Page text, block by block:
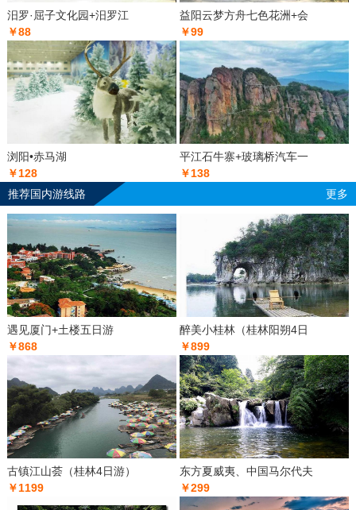
汨罗·屈子文化园+汨罗江
￥88
益阳云梦方舟七色花洲+会
￥99
浏阳•赤马湖
￥128
平江石牛寨+玻璃桥汽车一
￥138
推荐国内游线路
更多
遇见厦门+土楼五日游
￥868
醉美小桂林（桂林阳朔4日
￥899
古镇江山荟（桂林4日游）
￥1199
东方夏威夷、中国马尔代夫
￥299